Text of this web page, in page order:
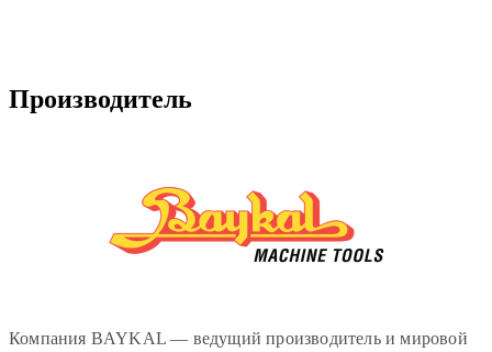
Производитель
Компания BAYKAL — ведущий производитель и мировой